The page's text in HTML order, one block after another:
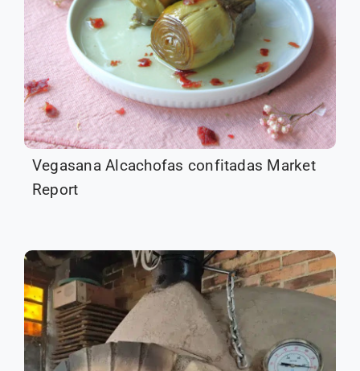
Vegasana Alcachofas confitadas Market
Report